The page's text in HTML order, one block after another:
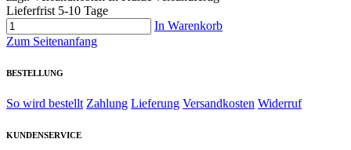
Lieferfrist 5-10 Tage
In Warenkorb
Zum Seitenanfang
BESTELLUNG
So wird bestellt Zahlung Lieferung Versandkosten Widerruf
KUNDENSERVICE